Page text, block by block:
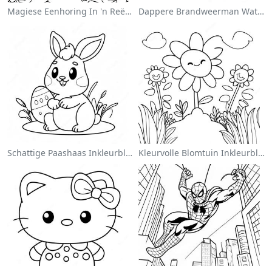
Magiese Eenhoring In 'n Reënboog Inkleurblad Dappere Brandweerman Wat 'n Kat Red Inkleurblad
Schattige Paashaas Inkleurblad Kleurvolle Blomtuin Inkleurblad